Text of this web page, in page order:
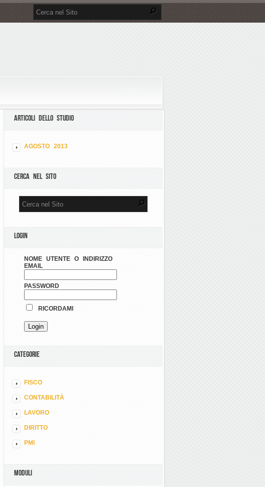
ARTICOLI DELLO STUDIO
AGOSTO 2013
CERCA NEL SITO
LOGIN
NOME UTENTE O INDIRIZZO
EMAIL
PASSWORD
RICORDAMI
CATEGORIE
FISCO
CONTABILITÀ
LAVORO
DIRITTO
PMI
MODULI